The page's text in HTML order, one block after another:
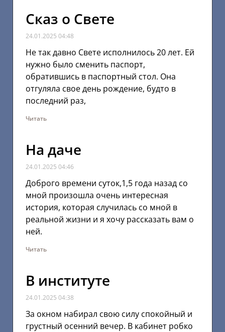
Сказ о Свете
24.01.2025 04:48
Не так давно Свете исполнилось 20 лет. Ей
нужно было сменить паспорт,
обратившись в паспортный стол. Она
отгуляла свое день рождение, будто в
последний раз,
Читать
На даче
24.01.2025 04:46
Доброго времени суток,1,5 года назад со
мной произошла очень интересная
история, которая случилась со мной в
реальной жизни и я хочу рассказать вам о
ней.
Читать
В институте
24.01.2025 04:38
За окном набирал свою силу спокойный и
грустный осенний вечер. В кабинет робко